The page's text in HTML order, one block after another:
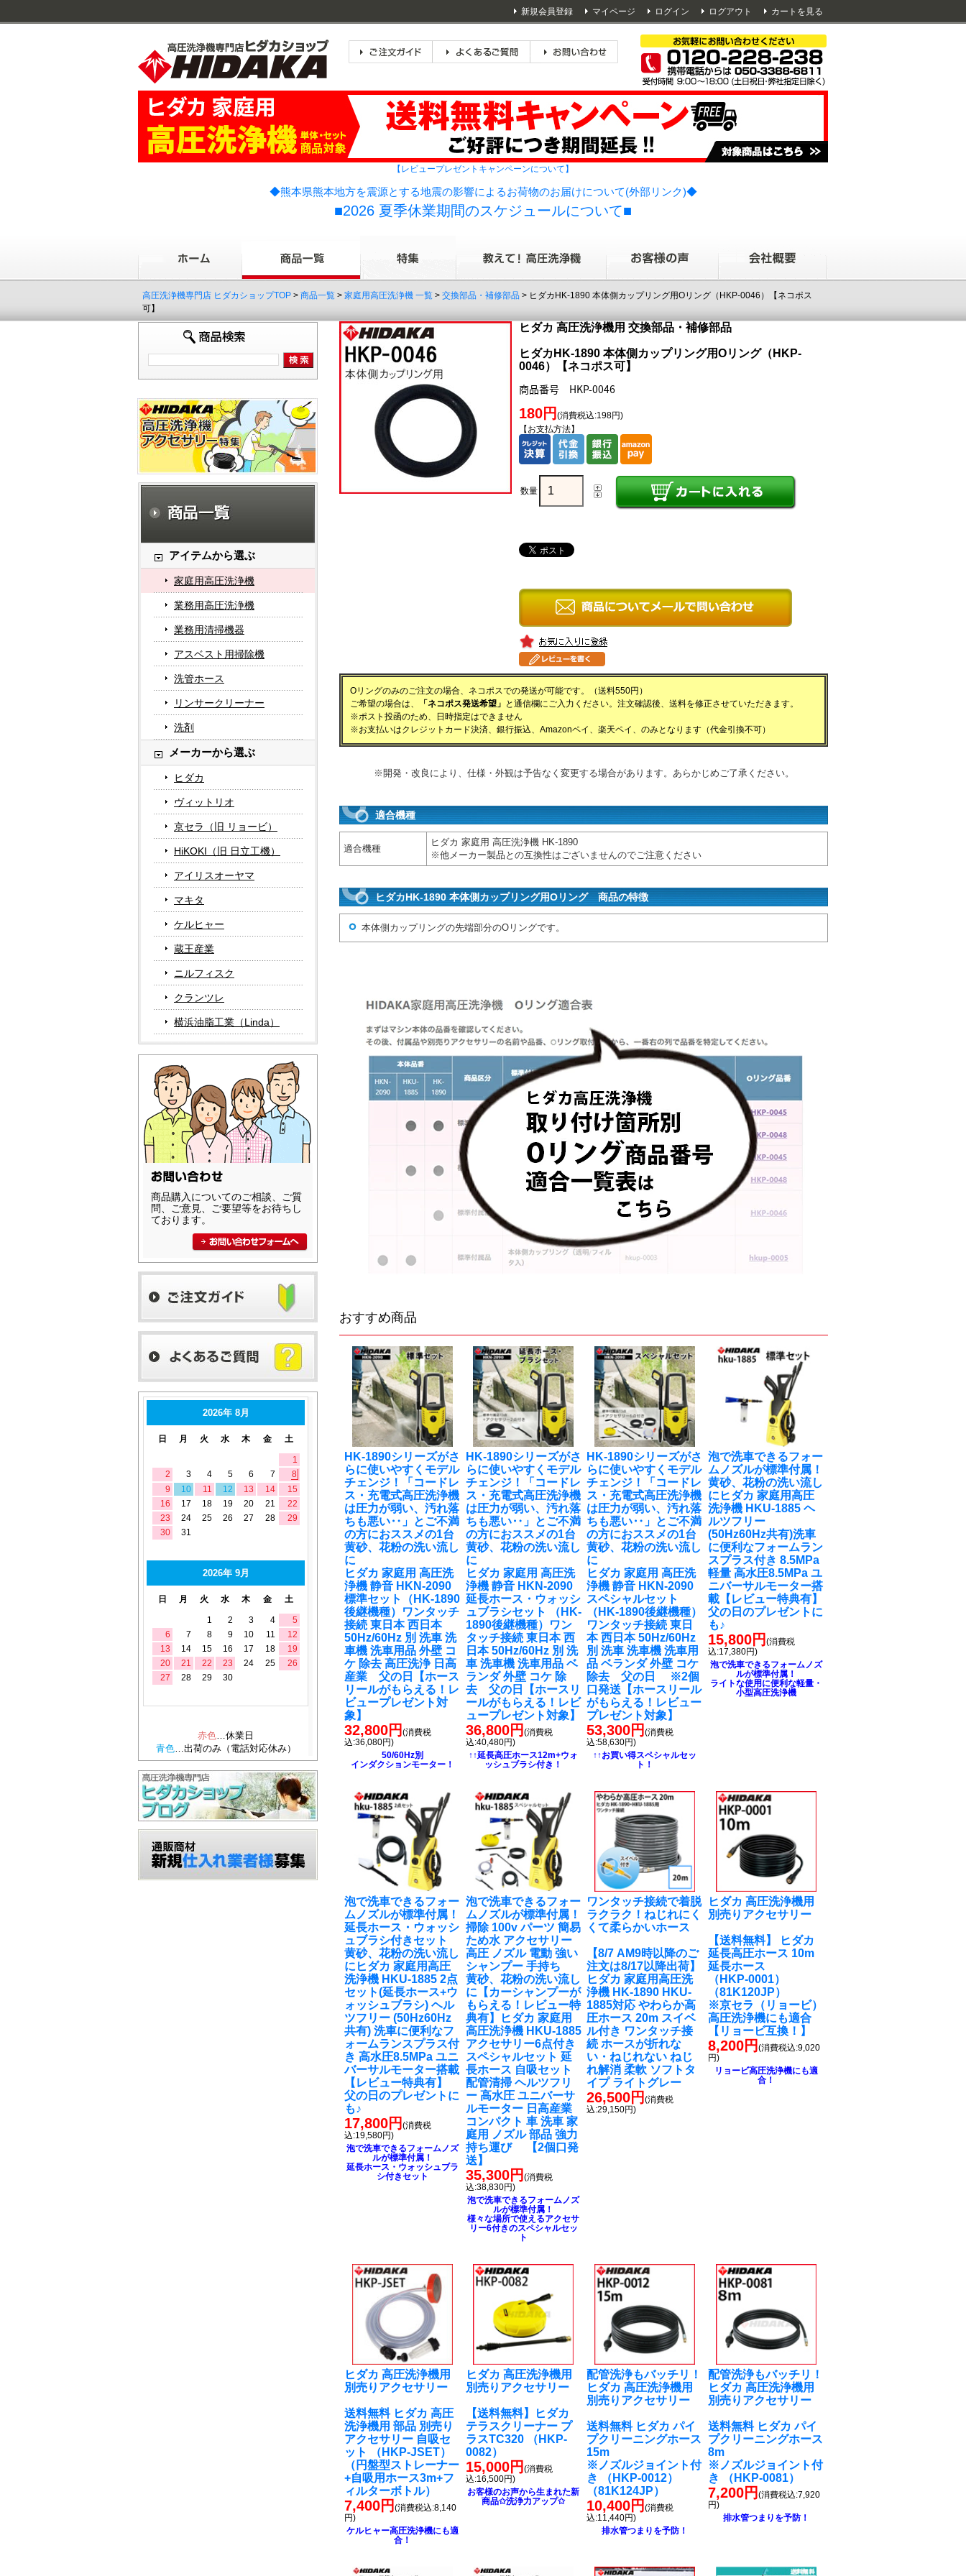
新規会員登録 マイページ ログイン ログアウト カートを見る
【レビュープレゼントキャンペーンについて】
◆熊本県熊本地方を震源とする地震の影響によるお荷物のお届けについて(外部リンク)◆
■2026 夏季休業期間のスケジュールについて■
高圧洗浄機専門店 ヒダカショップTOP > 商品一覧 > 家庭用高圧洗浄機 一覧 > 交換部品・補修部品 > ヒダカHK-1890 本体側カップリング用Oリング（HKP-0046）【ネコポス
可】
アイテムから選ぶ
家庭用高圧洗浄機
業務用高圧洗浄機
業務用清掃機器
アスベスト用掃除機
洗管ホース
リンサークリーナー
洗剤
メーカーから選ぶ
ヒダカ
ヴィットリオ
京セラ（旧 リョービ）
HiKOKI（旧 日立工機）
アイリスオーヤマ
マキタ
ケルヒャー
蔵王産業
ニルフィスク
クランツレ
横浜油脂工業（Linda）
商品購入についてのご相談、ご質
問、ご意見、ご要望等をお待ちし
ております。
ヒダカ 高圧洗浄機用 交換部品・補修部品
ヒダカHK-1890 本体側カップリング用Oリング（HKP-
0046）【ネコポス可】
商品番号 HKP-0046
180円 (消費税込:198円)
【お支払方法】
数量
Oリングのみのご注文の場合、ネコポスでの発送が可能です。（送料550円）
ご希望の場合は、
「ネコポス発送希望」 と通信欄にご入力ください。注文確認後、送料を修正させていただきます。
※ポスト投函のため、日時指定はできません
※お支払いはクレジットカード決済、銀行振込、Amazonペイ、楽天ペイ、のみとなります（代金引換不可）
※開発・改良により、仕様・外観は予告なく変更する場合があります。あらかじめご了承ください。
適合機種
適合機種
ヒダカ 家庭用 高圧洗浄機 HK-1890
※他メーカー製品との互換性はございませんのでご注意ください
ヒダカHK-1890 本体側カップリング用Oリング 商品の特徴
本体側カップリングの先端部分のOリングです。
おすすめ商品
HK-1890シリーズがさ
らに使いやすくモデル
チェンジ！「コードレ
ス・充電式高圧洗浄機
は圧力が弱い、汚れ落
ちも悪い‥」とご不満
の方におススメの1台
黄砂、花粉の洗い流し
に
ヒダカ 家庭用 高圧洗
浄機 静音 HKN-2090
標準セット（HK-1890
後継機種）ワンタッチ
接続 東日本 西日本
50Hz/60Hz 別 洗車 洗
車機 洗車用品 外壁 コ
ケ 除去 高圧洗浄 日高
産業 父の日【ホース
リールがもらえる！レ
ビュープレゼント対
象】
32,800円(消費税
込:36,080円)
50/60Hz別
インダクションモーター！
HK-1890シリーズがさ
らに使いやすくモデル
チェンジ！「コードレ
ス・充電式高圧洗浄機
は圧力が弱い、汚れ落
ちも悪い‥」とご不満
の方におススメの1台
黄砂、花粉の洗い流し
に
ヒダカ 家庭用 高圧洗
浄機 静音 HKN-2090
延長ホース・ウォッシ
ュブラシセット （HK-
1890後継機種）ワン
タッチ接続 東日本 西
日本 50Hz/60Hz 別 洗
車 洗車機 洗車用品 ベ
ランダ 外壁 コケ 除
去 父の日【ホースリ
ールがもらえる！レビ
ュープレゼント対象】
36,800円 (消費税
込:40,480円)
↑↑延長高圧ホース12m+ウォ
ッシュブラシ付き！
HK-1890シリーズがさ
らに使いやすくモデル
チェンジ！「コードレ
ス・充電式高圧洗浄機
は圧力が弱い、汚れ落
ちも悪い‥」とご不満
の方におススメの1台
黄砂、花粉の洗い流し
に
ヒダカ 家庭用 高圧洗
浄機 静音 HKN-2090
スペシャルセット
（HK-1890後継機種）
ワンタッチ接続 東日
本 西日本 50Hz/60Hz
別 洗車 洗車機 洗車用
品 ベランダ 外壁 コケ
除去 父の日 ※2個
口発送【ホースリール
がもらえる！レビュー
プレゼント対象】
53,300円(消費税
込:58,630円)
↑↑お買い得スペシャルセッ
ト！
泡で洗車できるフォー
ムノズルが標準付属！
黄砂、花粉の洗い流し
に ヒダカ 家庭用高圧
洗浄機 HKU-1885 ヘ
ルツフリー
(50Hz60Hz共有)洗車
に便利なフォームラン
スプラス付き 8.5MPa
軽量 高水圧8.5MPa ユ
ニバーサルモーター搭
載【レビュー特典有】
父の日のプレゼントに
も♪
15,800円(消費税
込:17,380円)
泡で洗車できるフォームノズ
ルが標準付属！
ライトな使用に便利な軽量・
小型高圧洗浄機
泡で洗車できるフォー
ムノズルが標準付属！
延長ホース・ウォッシ
ュブラシ付きセット
黄砂、花粉の洗い流し
に ヒダカ 家庭用高圧
洗浄機 HKU-1885 2点
セット(延長ホース+ウ
ォッシュブラシ) ヘル
ツフリー (50Hz60Hz
共有) 洗車に便利なフ
ォームランスプラス付
き 高水圧8.5MPa ユニ
バーサルモーター搭載
【レビュー特典有】
父の日のプレゼントに
も♪
17,800円(消費税
込:19,580円)
泡で洗車できるフォームノズ
ルが標準付属！
延長ホース・ウォッシュブラ
シ付きセット
泡で洗車できるフォー
ムノズルが標準付属！
掃除 100v パーツ 簡易
ため水 アクセサリー
高圧 ノズル 電動 強い
シャンプー 手持ち
黄砂、花粉の洗い流し
に 【カーシャンプーが
もらえる！レビュー特
典有】ヒダカ 家庭用
高圧洗浄機 HKU-1885
アクセサリー6点付き
スペシャルセット 延
長ホース 自吸セット
配管清掃 ヘルツフリ
ー 高水圧 ユニバーサ
ルモーター 日高産業
コンパクト 車 洗車 家
庭用 ノズル 部品 強力
持ち運び 【2個口発
送】
35,300円 (消費税
込:38,830円)
泡で洗車できるフォームノズ
ルが標準付属！
様々な場所で使えるアクセサ
リー6付きのスペシャルセッ
ト
ワンタッチ接続で着脱
ラクラク！ねじれにく
くて柔らかいホース
【8/7 AM9時以降のご
注文は8/17以降出荷】
ヒダカ 家庭用高圧洗
浄機 HK-1890 HKU-
1885対応 やわらか高
圧ホース 20m スイベ
ル付き ワンタッチ接
続 ホースが折れな
い・ねじれない ねじ
れ解消 柔軟 ソフトタ
イプ ライトグレー
26,500円(消費税
込:29,150円)
ヒダカ 高圧洗浄機用
別売りアクセサリー
【送料無料】 ヒダカ
延長高圧ホース 10m
延長ホース
（HKP-0001）
（81K120JP）
※京セラ（リョービ）
高圧洗浄機にも適合
【リョービ互換！】
8,200円(消費税込:9,020
円)
リョービ高圧洗浄機にも適
合！
ヒダカ 高圧洗浄機用
別売りアクセサリー
送料無料 ヒダカ 高圧
洗浄機用 部品 別売り
アクセサリー 自吸セ
ット （HKP-JSET）
（円盤型ストレーナー
+自吸用ホース3m+フ
ィルターボトル）
7,400円(消費税込:8,140
円)
ケルヒャー高圧洗浄機にも適
合！
ヒダカ 高圧洗浄機用
別売りアクセサリー
【送料無料】ヒダカ
テラスクリーナー プ
ラスTC320 （HKP-
0082）
15,000円 (消費税
込:16,500円)
お客様のお声から生まれた新
商品✩洗浄力アップ✩
配管洗浄もバッチリ！
ヒダカ 高圧洗浄機用
別売りアクセサリー
送料無料 ヒダカ パイ
プクリーニングホース
15m
※ノズルジョイント付
き （HKP-0012）
（81K124JP）
10,400円(消費税
込:11,440円)
排水管つまりを予防！
配管洗浄もバッチリ！
ヒダカ 高圧洗浄機用
別売りアクセサリー
送料無料 ヒダカ パイ
プクリーニングホース
8m
※ノズルジョイント付
き （HKP-0081）
7,200円(消費税込:7,920
円)
排水管つまりを予防！